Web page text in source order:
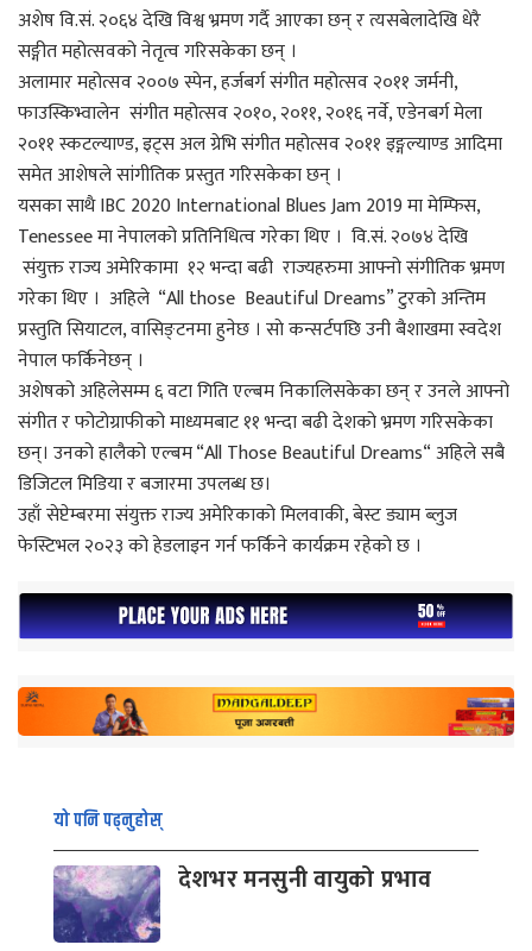
अशेष वि.सं. २०६४ देखि विश्व भ्रमण गर्दै आएका छन् र त्यसबेलादेखि धेरै
सङ्गीत महोत्सवको नेतृत्व गरिसकेका छन् ।
अलामार महोत्सव २००७ स्पेन, हर्जबर्ग संगीत महोत्सव २०११ जर्मनी,
फाउस्किभ्वालेन संगीत महोत्सव २०१०, २०११, २०१६ नर्वे, एडेनबर्ग मेला
२०११ स्कटल्याण्ड, इट्स अल ग्रेभि संगीत महोत्सव २०११ इङ्गल्याण्ड आदिमा
समेत आशेषले सांगीतिक प्रस्तुत गरिसकेका छन् ।
यसका साथै IBC 2020 International Blues Jam 2019 मा मेम्फिस,
Tenessee मा नेपालको प्रतिनिधित्व गरेका थिए । वि.सं. २०७४ देखि
संयुक्त राज्य अमेरिकामा १२ भन्दा बढी राज्यहरुमा आफ्नो संगीतिक भ्रमण
गरेका थिए । अहिले “All those Beautiful Dreams” टुरकाे अन्तिम
प्रस्तुति सियाटल, वासिङ्टनमा हुनेछ । साे कन्सर्टपछि उनी बैशाखमा स्वदेश
नेपाल फर्किनेछन् ।
अशेषको अहिलेसम्म ६ वटा गिति एल्बम निकालिसकेका छन् र उनले आफ्नो
संगीत र फोटोग्राफीको माध्यमबाट ११ भन्दा बढी देशको भ्रमण गरिसकेका
छन्। उनको हालैको एल्बम “All Those Beautiful Dreams“ अहिले सबै
डिजिटल मिडिया र बजारमा उपलब्ध छ।
उहाँ सेप्टेम्बरमा संयुक्त राज्य अमेरिकाको मिलवाकी, बेस्ट ड्याम ब्लुज
फेस्टिभल २०२३ को हेडलाइन गर्न फर्किने कार्यक्रम रहेकाे छ ।
यो पनि पढ्नुहोस्
देशभर मनसुनी वायुको प्रभाव